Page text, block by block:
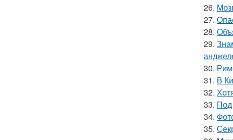
26.
27.
28.
29.
30.
31. В
32.
33.
34.
35.